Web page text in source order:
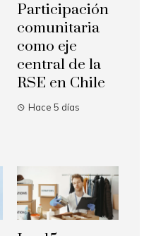
Participación
comunitaria
como eje
central de la
RSE en Chile
Hace 5 días